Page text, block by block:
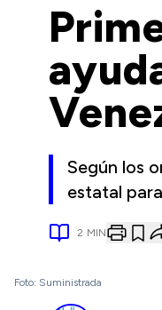
Según los
estatal
2 MIN
Foto: Suministrada